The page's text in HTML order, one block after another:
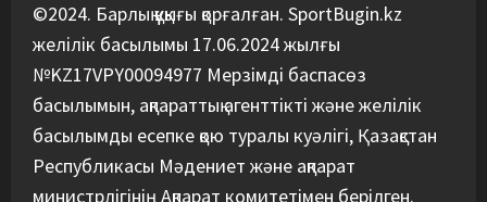
©2024. Барлық құқығы қорғалған. SportBugin.kz
желілік басылымы 17.06.2024 жылғы
№KZ17VPY00094977 Мерзімді баспасөз
басылымын, ақпараттық агенттікті және желілік
басылымды есепке қою туралы куәлігі, Қазақстан
Республикасы Мәдениет және ақпарат
министрлігінің Ақпарат комитетімен берілген.